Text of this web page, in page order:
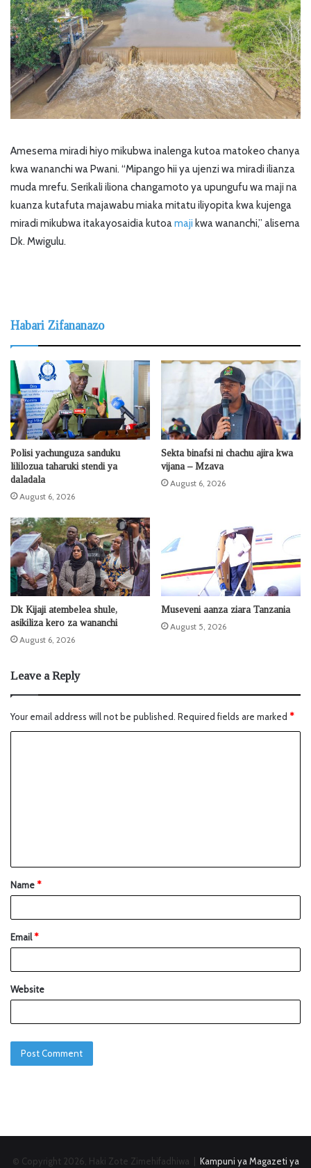
Amesema miradi hiyo mikubwa inalenga kutoa matokeo chanya
kwa wananchi wa Pwani. “Mipango hii ya ujenzi wa miradi ilianza
muda mrefu. Serikali iliona changamoto ya upungufu wa maji na
kuanza kutafuta majawabu miaka mitatu iliyopita kwa kujenga
miradi mikubwa itakayosaidia kutoamaji kwa wananchi,” alisema
Dk. Mwigulu.
Habari Zifananazo
Polisi yachunguza sanduku
lililozua taharuki stendi ya
daladala
August 6, 2026
Sekta binafsi ni chachu ajira kwa
vijana – Mzava
August 6, 2026
Dk Kijaji atembelea shule,
asikiliza kero za wananchi
August 6, 2026
Museveni aanza ziara Tanzania
August 5, 2026
Leave a Reply
Your email address will not be published. Required fields are marked *
Name*
Email*
Website
© Copyright 2026, Haki Zote Zimehifadhiwa | Kampuni ya Magazeti ya